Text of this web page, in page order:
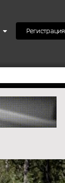
Регистрация